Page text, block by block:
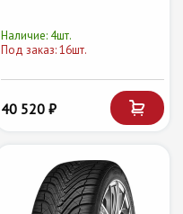
Наличие: 4шт.
Под заказ: 16шт.
40 520 ₽